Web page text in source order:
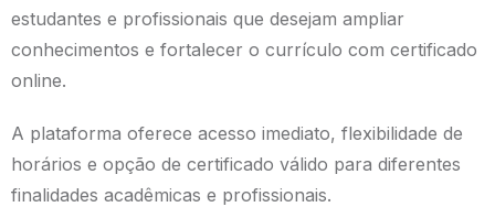
estudantes e profissionais que desejam ampliar
conhecimentos e fortalecer o currículo com certificado
online.
A plataforma oferece acesso imediato, flexibilidade de
horários e opção de certificado válido para diferentes
finalidades acadêmicas e profissionais.